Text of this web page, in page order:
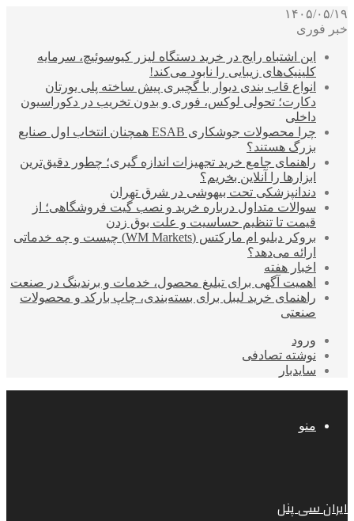
۱۴۰۵/۰۵/۱۹
خبر فوری
این اشتباه رایج در خرید دستگاه لیزر کیوسوئیچ، سرمایه
کلینیک‌های زیبایی را نابود می‌کند!
انواع قاب بندی دیوار با گچبری پیش ساخته پلی یورتان
دکارت؛ تحولی لوکس، فوری و بدون تخریب در دکوراسیون
داخلی
چرا محصولات جوشکاری ESAB همچنان انتخاب اول صنایع
بزرگ هستند؟
راهنمای جامع خرید تجهیزات اندازه گیری؛ چطور دقیق‌ترین
ابزارها را آنلاین بخریم؟
دندانپزشکی تحت بیهوشی در شرق تهران
سوالات متداول درباره خرید و نصب گیت فروشگاهی؛ از
قیمت تا تنظیم حساسیت و علت بوق زدن
بروکر دبلیو ام مارکتس (WM Markets) چیست و چه خدماتی
ارائه می‌دهد؟
اخبار هفته
اهمیت آگهی برای تبلیغ محصول، خدمات و برندینگ در صنعت
راهنمای خرید لیبل برای بسته‌بندی، چاپ بارکد و محصولات
صنعتی
ورود
نوشته تصادفی
سایدبار
منو
ایران سی پنل